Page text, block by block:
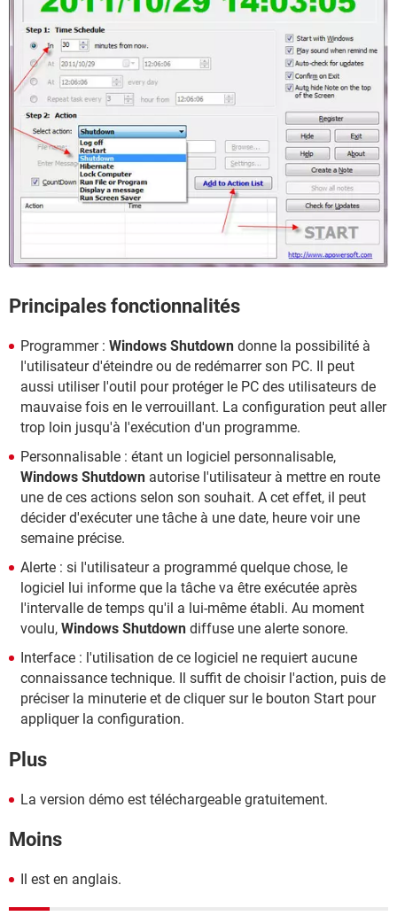
Principales fonctionnalités
Programmer : Windows Shutdown donne la possibilité à
l'utilisateur d'éteindre ou de redémarrer son PC. Il peut
aussi utiliser l'outil pour protéger le PC des utilisateurs de
mauvaise fois en le verrouillant. La configuration peut aller
trop loin jusqu'à l'exécution d'un programme.
Personnalisable : étant un logiciel personnalisable,
Windows Shutdown autorise l'utilisateur à mettre en route
une de ces actions selon son souhait. A cet effet, il peut
décider d'exécuter une tâche à une date, heure voir une
semaine précise.
Alerte : si l'utilisateur a programmé quelque chose, le
logiciel lui informe que la tâche va être exécutée après
l'intervalle de temps qu'il a lui-même établi. Au moment
voulu, Windows Shutdown diffuse une alerte sonore.
Interface : l'utilisation de ce logiciel ne requiert aucune
connaissance technique. Il suffit de choisir l'action, puis de
préciser la minuterie et de cliquer sur le bouton Start pour
appliquer la configuration.
Plus
La version démo est téléchargeable gratuitement.
Moins
Il est en anglais.